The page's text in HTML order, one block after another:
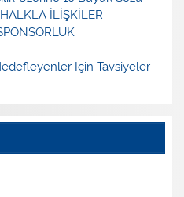
İLİŞKİLER
İçin Tavsiyeler